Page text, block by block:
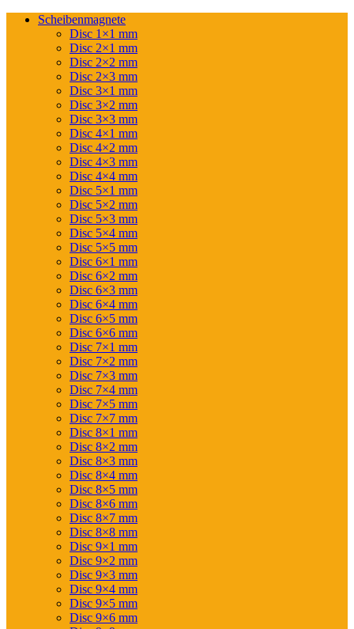
Scheibenmagnete
Disc 1×1 mm
Disc 2×1 mm
Disc 2×2 mm
Disc 2×3 mm
Disc 3×1 mm
Disc 3×2 mm
Disc 3×3 mm
Disc 4×1 mm
Disc 4×2 mm
Disc 4×3 mm
Disc 4×4 mm
Disc 5×1 mm
Disc 5×2 mm
Disc 5×3 mm
Disc 5×4 mm
Disc 5×5 mm
Disc 6×1 mm
Disc 6×2 mm
Disc 6×3 mm
Disc 6×4 mm
Disc 6×5 mm
Disc 6×6 mm
Disc 7×1 mm
Disc 7×2 mm
Disc 7×3 mm
Disc 7×4 mm
Disc 7×5 mm
Disc 7×7 mm
Disc 8×1 mm
Disc 8×2 mm
Disc 8×3 mm
Disc 8×4 mm
Disc 8×5 mm
Disc 8×6 mm
Disc 8×7 mm
Disc 8×8 mm
Disc 9×1 mm
Disc 9×2 mm
Disc 9×3 mm
Disc 9×4 mm
Disc 9×5 mm
Disc 9×6 mm